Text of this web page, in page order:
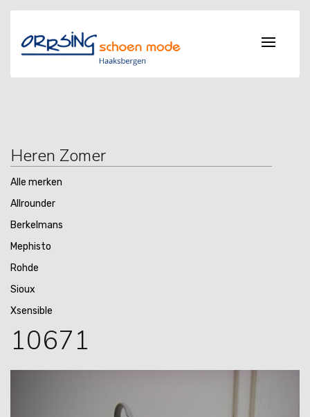
Heren Zomer
Alle merken
Allrounder
Berkelmans
Mephisto
Rohde
Sioux
Xsensible
10671